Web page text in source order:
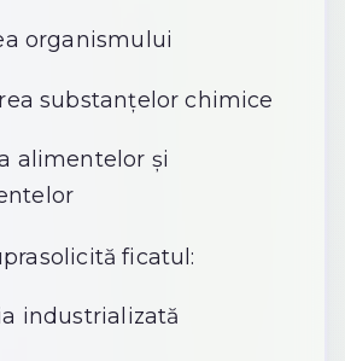
organismului
substanțelor chimice
alimentelor și
ficatul:
industrializată